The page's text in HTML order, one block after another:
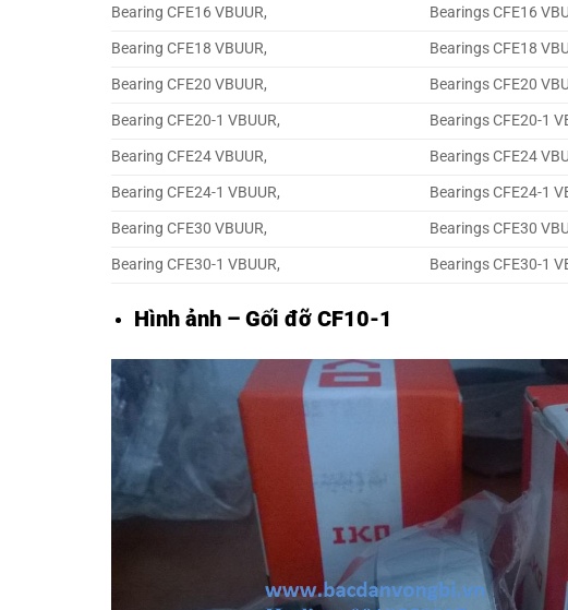
Bearing CFE16 VBUUR,
Bearings CFE16
Bearing CFE18 VBUUR,
Bearings CFE18
Bearing CFE20 VBUUR,
Bearings CFE20
Bearing CFE20-1 VBUUR,
Bearings CFE20-1
Bearing CFE24 VBUUR,
Bearings CFE24
Bearing CFE24-1 VBUUR,
Bearings CFE24-1
Bearing CFE30 VBUUR,
Bearings CFE30
Bearing CFE30-1 VBUUR,
Bearings CFE30-1
Hình ảnh – Gối đỡ CF10-1